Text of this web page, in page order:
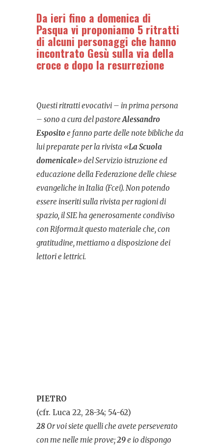
Da ieri fino a domenica di
Pasqua vi proponiamo 5 ritratti
di alcuni personaggi che hanno
incontrato Gesù sulla via della
croce e dopo la resurrezione
Questi ritratti evocativi – in prima persona
– sono a cura del pastoreAlessandro
Esposito e fanno parte delle note bibliche da
lui preparate per la rivista «La Scuola
domenicale» del Servizio istruzione ed
educazione della Federazione delle chiese
evangeliche in Italia (Fcei). Non potendo
essere inseriti sulla rivista per ragioni di
spazio, il SIE ha generosamente condiviso
con Riforma.it questo materiale che, con
gratitudine, mettiamo a disposizione dei
lettori e lettrici.
PIETRO
(cfr. Luca 22, 28-34; 54-62)
28 Or voi siete quelli che avete perseverato
con me nelle mie prove;29e io dispongo